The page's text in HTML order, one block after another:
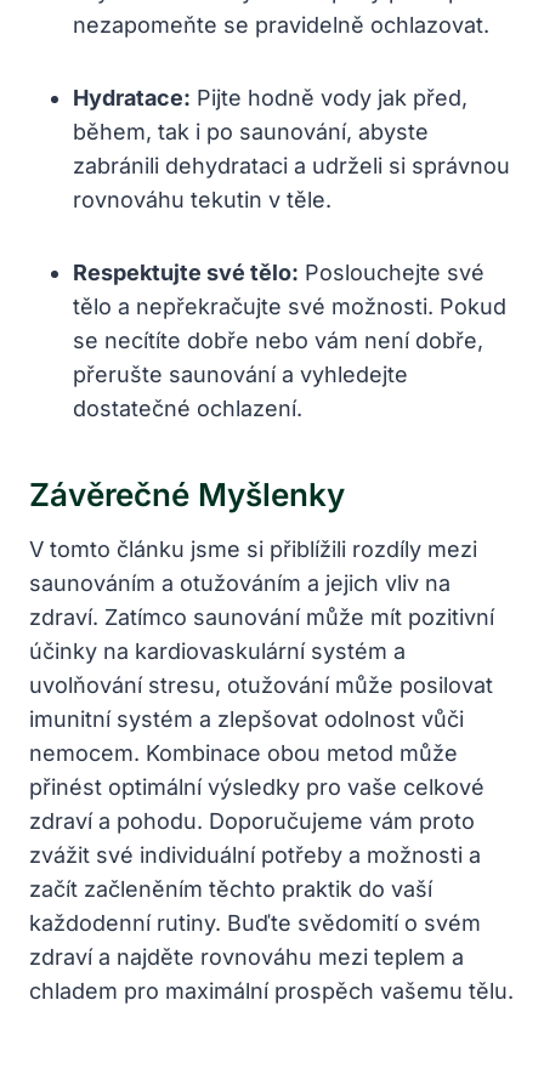
nezapomeňte se pravidelně ochlazovat.
Hydratace: Pijte hodně vody jak před,
během, tak i po saunování, abyste
zabránili dehydrataci a udrželi si správnou
rovnováhu tekutin v těle.
Respektujte své tělo: Poslouchejte své
tělo a nepřekračujte své možnosti. Pokud
se necítíte dobře nebo vám není dobře,
přerušte saunování a vyhledejte
dostatečné ochlazení.
Závěrečné Myšlenky
V tomto článku jsme si přiblížili rozdíly mezi
saunováním a otužováním a jejich vliv na
zdraví. Zatímco saunování může mít pozitivní
účinky na kardiovaskulární systém a
uvolňování stresu, otužování může posilovat
imunitní systém a zlepšovat odolnost vůči
nemocem. Kombinace obou metod může
přinést optimální výsledky pro vaše celkové
zdraví a pohodu. Doporučujeme vám proto
zvážit své individuální potřeby a možnosti a
začít začleněním těchto praktik do vaší
každodenní rutiny. Buďte svědomití o svém
zdraví a najděte rovnováhu mezi teplem a
chladem pro maximální prospěch vašemu tělu.